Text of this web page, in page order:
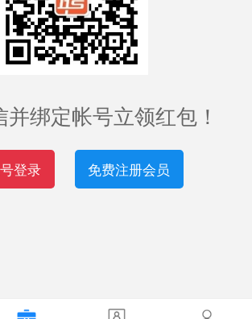
并绑定帐号立领红包！
登录 免费注册会员